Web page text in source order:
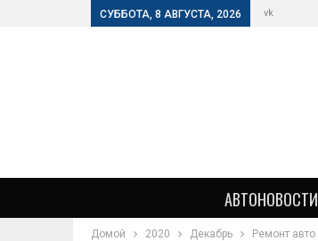
СУББОТА, 8 АВГУСТА, 2026 vk
АВТОНОВОСТИ
Домой 2020 Декабрь Ремонт авто